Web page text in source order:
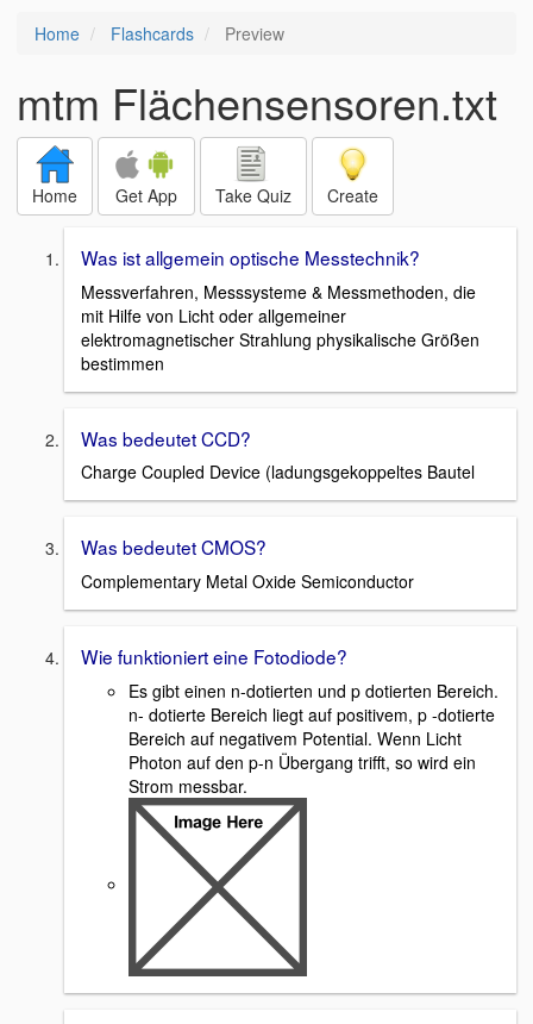
Home Flashcards Preview
mtm Flächensensoren.txt
Home Get App Take Quiz Create
Was ist allgemein optische Messtechnik?
Messverfahren, Messsysteme & Messmethoden, die
mit Hilfe von Licht oder allgemeiner
elektromagnetischer Strahlung physikalische Größen
bestimmen
Was bedeutet CCD?
Charge Coupled Device (ladungsgekoppeltes Bautel
Was bedeutet CMOS?
Complementary Metal Oxide Semiconductor
Wie funktioniert eine Fotodiode?
Es gibt einen n-dotierten und p dotierten Bereich.
n- dotierte Bereich liegt auf positivem, p -dotierte
Bereich auf negativem Potential. Wenn Licht
Photon auf den p-n Übergang trifft, so wird ein
Strom messbar.